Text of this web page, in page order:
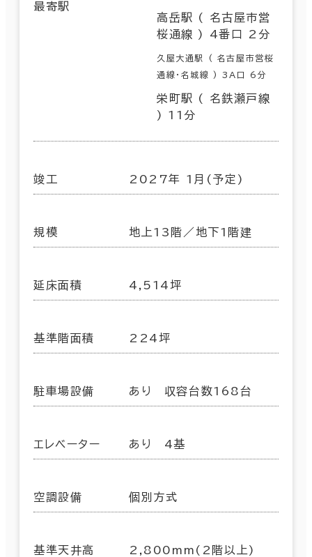
最寄駅
高岳駅 ( 名古屋市営
桜通線 ) 4番口 2分
久屋大通駅 ( 名古屋市営桜
通線･名城線 ) 3A口 6分
栄町駅 ( 名鉄瀬戸線
) 11分
竣工 2027年 1月(予定)
規模 地上13階／地下1階建
延床面積 4,514坪
基準階面積 224坪
駐車場設備 あり 収容台数168台
エレベーター あり 4基
空調設備 個別方式
基準天井高 2,800mm(2階以上)